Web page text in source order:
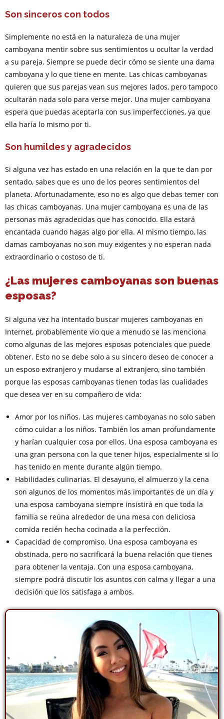
Son sinceros con todos
Simplemente no está en la naturaleza de una mujer
camboyana mentir sobre sus sentimientos u ocultar la verdad
a su pareja. Siempre se puede decir cómo se siente una dama
camboyana y lo que tiene en mente. Las chicas camboyanas
quieren que sus parejas vean sus mejores lados, pero tampoco
ocultarán nada solo para verse mejor. Una mujer camboyana
espera que puedas aceptarla con sus imperfecciones, ya que
ella haría lo mismo por ti.
Son humildes y agradecidos
Si alguna vez has estado en una relación en la que te dan por
sentado, sabes que es uno de los peores sentimientos del
planeta. Afortunadamente, eso no es algo que debas temer con
las chicas camboyanas. Una mujer camboyana es una de las
personas más agradecidas que has conocido. Ella estará
encantada cuando hagas algo por ella. Al mismo tiempo, las
damas camboyanas no son muy exigentes y no esperan nada
extraordinario o costoso de ti.
¿Las mujeres camboyanas son buenas
esposas?
Si alguna vez ha intentado buscar mujeres camboyanas en
Internet, probablemente vio que a menudo se las menciona
como algunas de las mejores esposas potenciales que puede
obtener. Esto no se debe solo a su sincero deseo de conocer a
un esposo extranjero y mudarse al extranjero, sino también
porque las esposas camboyanas tienen todas las cualidades
que desea ver en su compañero de vida:
Amor por los niños. Las mujeres camboyanas no solo saben
cómo cuidar a los niños. También los aman profundamente
y harían cualquier cosa por ellos. Una esposa camboyana es
una gran persona con la que tener hijos, especialmente si lo
has tenido en mente durante algún tiempo.
Habilidades culinarias. El desayuno, el almuerzo y la cena
son algunos de los momentos más importantes de un día y
una esposa camboyana siempre insistirá en que toda la
familia se reúna alrededor de una mesa con deliciosa
comida recién hecha cocinada a la perfección.
Capacidad de compromiso. Una esposa camboyana es
obstinada, pero no sacrificará la buena relación que tienes
para obtener la ventaja. Con una esposa camboyana,
siempre podrá discutir los asuntos con calma y llegar a una
decisión que los satisfaga a ambos.